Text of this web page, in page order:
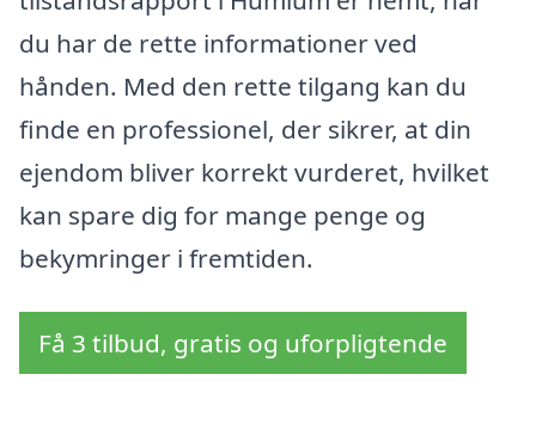
du har de rette informationer ved
hånden. Med den rette tilgang kan du
finde en professionel, der sikrer, at din
ejendom bliver korrekt vurderet, hvilket
kan spare dig for mange penge og
bekymringer i fremtiden.
Få 3 tilbud, gratis og uforpligtende